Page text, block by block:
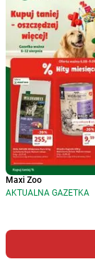
Maxi Zoo
AKTUALNA GAZETKA